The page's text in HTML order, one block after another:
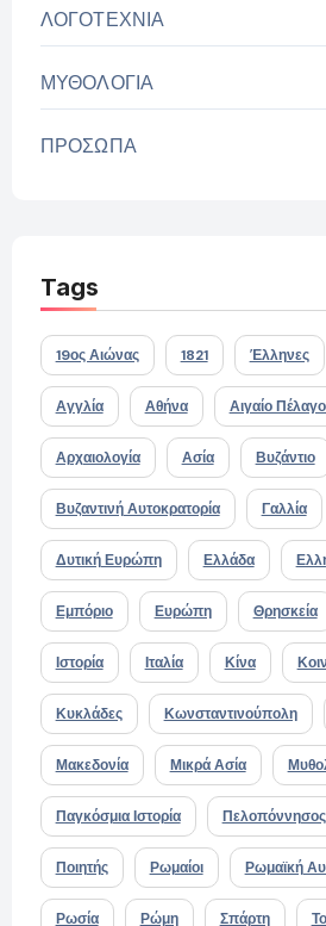
ΛΟΓΟΤΕΧΝΙΑ
ΜΥΘΟΛΟΓΙΑ
ΠΡΟΣΩΠΑ
Tags
19ος Αιώνας 1821 Έλληνες
Αγγλία Αθήνα Αιγαίο
Αρχαιολογία Ασία Βυζάντιο
Βυζαντινή Αυτοκρατορία Γαλλία
Δυτική Ευρώπη Ελλάδα
Εμπόριο Ευρώπη Θρησκεία
Ιστορία Ιταλία Κίνα
Κυκλάδες Κωνσταντινούπολη
Μακεδονία Μικρά Ασία
Παγκόσμια Ιστορία Πελοπόννησος
Ποιητής Ρωμαίοι Ρωμαϊκή
Ρωσία Ρώμη Σπάρτη